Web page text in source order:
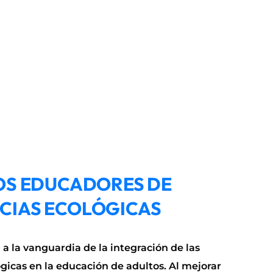
EDUCADORES DE
ECOLÓGICAS
a la vanguardia de la integración de las
en la educación de adultos. Al mejorar